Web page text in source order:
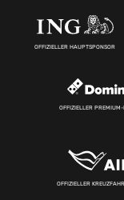
OFFIZIELLER HAUPTSPONSOR
OFFIZIELLER
OFFIZIELLER